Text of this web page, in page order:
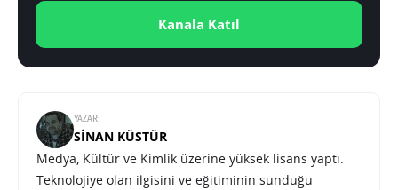
Kanala Katıl
YAZAR:
SINAN KÜSTÜR
Medya, Kültür ve Kimlik üzerine yüksek lisans yaptı.
Teknolojiye olan ilgisini ve eğitiminin sunduğu